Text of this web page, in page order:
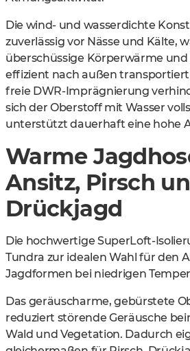
Die wind- und wasserdichte
zuverlässig vor Nässe und Kälte,
überschüssige Körperwärme
effizient nach außen transportiert
freie DWR-Imprägnierung
sich der Oberstoff mit Wasser
unterstützt dauerhaft eine hohe
Warme
Ansitz, Pirsch
Drückjagd
Die hochwertige SuperLoft-
Tundra zur idealen Wahl für den
Jagdformen bei niedrigen
Das geräuscharme, gebürstete
reduziert störende Geräusche
Wald und Vegetation. Dadurch